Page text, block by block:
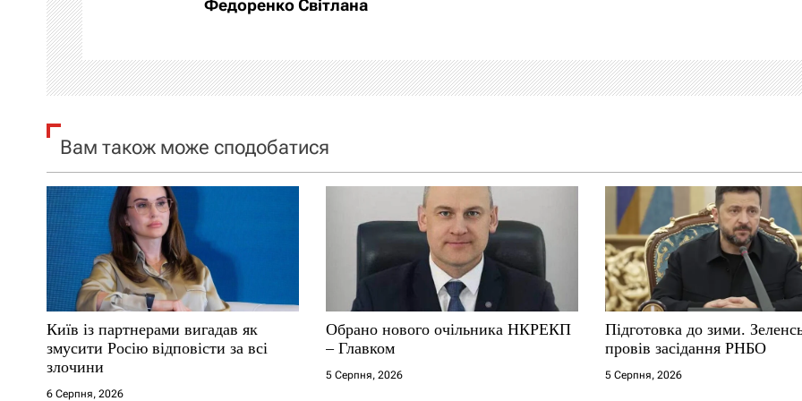
ц
і
я
а
п
и
с
і
в
Федоренко Світлана
Вам також може сподобатися
Київ із партнерами вигадав як
змусити Росію відповісти за всі
злочини
6 Серпня, 2026
Обрано нового очільника НКРЕКП
– Главком
5 Серпня, 2026
Підготовка до зими.
провів засідання РНБО
5 Серпня, 2026